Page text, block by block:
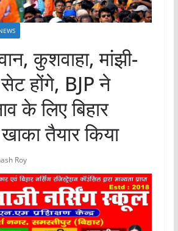
कुशवाहा, मांझी-
होंगे, BJP ने
के लिए बिहार
तैयार किया
Roy